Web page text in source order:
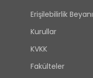
Erişilebilirlik Beyanı
Kurullar
KVKK
Fakülteler